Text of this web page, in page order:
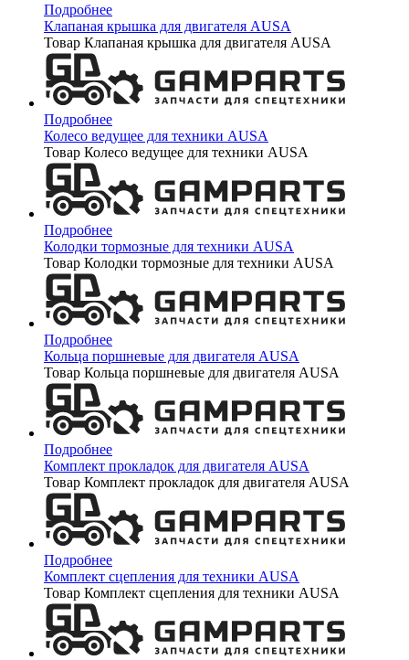
Подробнее
Клапаная крышка для двигателя AUSA
Товар Клапаная крышка для двигателя AUSA
Подробнее
Колесо ведущее для техники AUSA
Товар Колесо ведущее для техники AUSA
Подробнее
Колодки тормозные для техники AUSA
Товар Колодки тормозные для техники AUSA
Подробнее
Кольца поршневые для двигателя AUSA
Товар Кольца поршневые для двигателя AUSA
Подробнее
Комплект прокладок для двигателя AUSA
Товар Комплект прокладок для двигателя AUSA
Подробнее
Комплект сцепления для техники AUSA
Товар Комплект сцепления для техники AUSA